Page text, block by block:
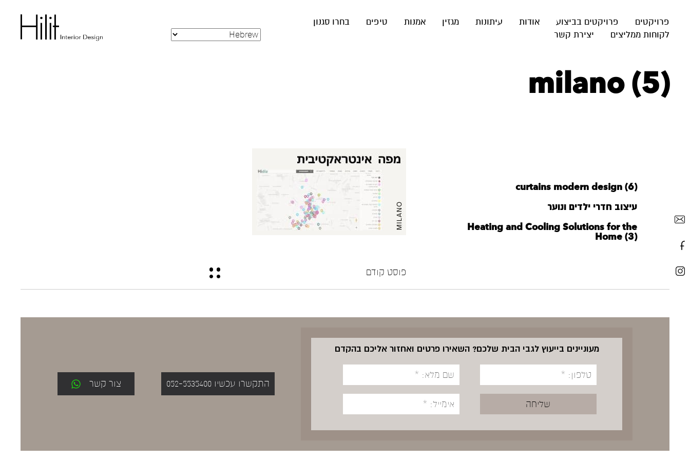
פרויקטים פרויקטים בביצוע אודות עיתונות מגזין אמנות טיפים
בחרו סגנון
לקוחות ממליצים
יצירת קשר
milano (5)
curtains modern design (6)
עיצוב חדרי ילדים ונוער
Heating and Cooling Solutions for the
Home (3)
פוסט קודם
מעוניינים בייעוץ לגבי הבית שלכם? השאירו פרטים ואחזור אליכם בהקדם
התקשרו עכשיו 052-5535400 צור קשר